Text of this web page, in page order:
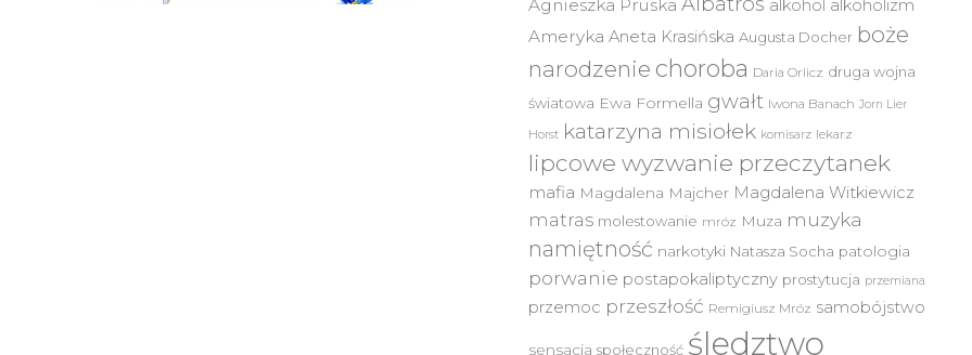
Agnieszka Pruska alkohol alkoholizm
Ameryka Aneta Krasińska Augusta Docher boże
narodzenie choroba Daria Orlicz druga wojna
światowa Ewa Formella gwałt Iwona Banach Jorn Lier
Horst katarzyna misiołek komisarz lekarz
lipcowe wyzwanie przeczytanek
mafia Magdalena Majcher Magdalena Witkiewicz
matras molestowanie mróz Muza muzyka
namiętność narkotyki Natasza Socha patologia
porwanie postapokaliptyczny prostytucja przemiana
przemoc przeszłość Remigiusz Mróz samobójstwo
sensacja społeczność śledztwo